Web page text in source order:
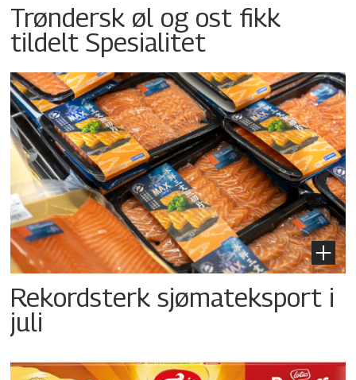
Trøndersk øl og ost fikk
tildelt Spesialitet
Rekordsterk sjømateksport i
juli